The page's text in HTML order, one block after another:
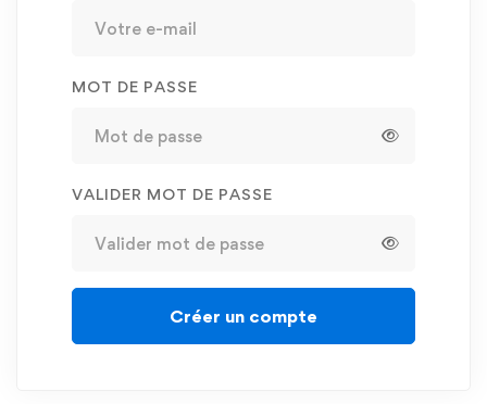
MOT DE PASSE
VALIDER MOT DE PASSE
Créer un compte